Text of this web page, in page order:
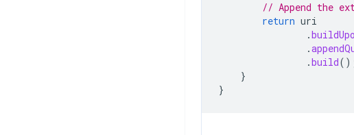
// Append the
return uri
.
.
.build
}
}